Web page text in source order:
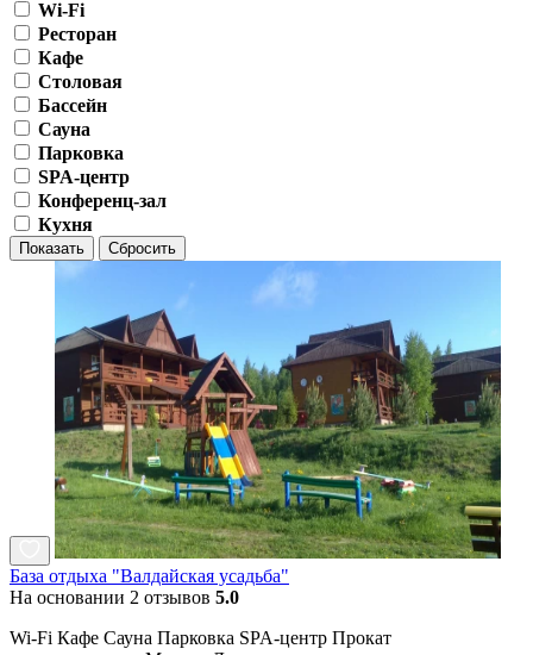
Wi-Fi
Ресторан
Кафе
Столовая
Бассейн
Сауна
Парковка
SPA-центр
Конференц-зал
Кухня
Показать Сбросить
База отдыха "Валдайская усадьба"
На основании 2 отзывов 5.0
Wi-Fi Кафе Сауна Парковка SPA-центр Прокат